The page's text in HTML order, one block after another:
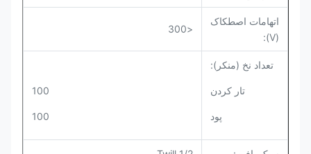
اتهامات اصطکاک
(V):
<300
تعداد نخ (منکر):
تار کردن
پود
100
100